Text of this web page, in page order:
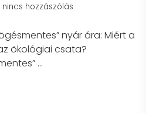
nincs hozzászólás
nyár ára: Miért a
ökológiai csata?
…